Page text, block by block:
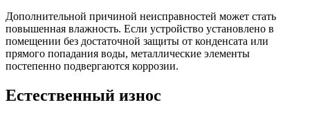
Дополнительной причиной неисправностей может стать
повышенная влажность. Если устройство установлено в
помещении без достаточной защиты от конденсата или
прямого попадания воды, металлические элементы
постепенно подвергаются коррозии.
Естественный износ